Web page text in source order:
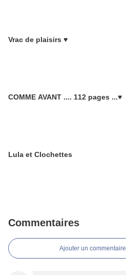
Vrac de plaisirs ♥
COMME AVANT .... 112 pages ...♥
Lula et Clochettes
Commentaires
Ajouter un commentaire